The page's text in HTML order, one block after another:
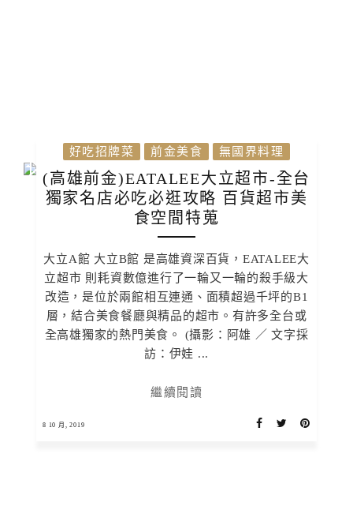
好吃招牌菜 前金美食 無國界料理
(高雄前金)EATALEE大立超市-全台
獨家名店必吃必逛攻略 百貨超市美
食空間特蒐
大立A館 大立B館 是高雄資深百貨，EATALEE大
立超市 則耗資數億進行了一輪又一輪的殺手級大
改造，是位於兩館相互連通、面積超過千坪的B1
層，結合美食餐廳與精品的超市。有許多全台或
全高雄獨家的熱門美食。 (攝影：阿雄 ／ 文字採
訪：伊娃 ...
繼續閱讀
8 10 月, 2019